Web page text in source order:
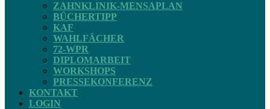
ZAHNKLINIK-MENSAPLAN
BÜCHERTIPP
KAF
WAHLFÄCHER
72-WPR
DIPLOMARBEIT
WORKSHOPS
PRESSEKONFERENZ
KONTAKT
LOGIN